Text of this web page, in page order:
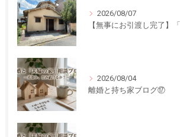
2026/08/07
2026/08/04
離婚と持ち家ブログ⑰